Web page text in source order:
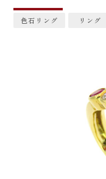
色石リング リング